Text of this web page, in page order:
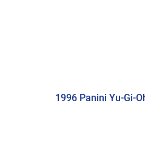
1996 Panini Yu-Gi-